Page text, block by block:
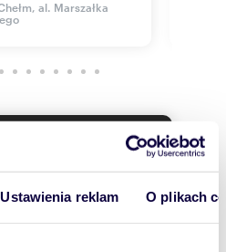
Ustawienia reklam O plikach
al. Marszałka